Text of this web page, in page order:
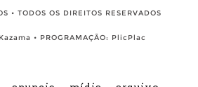
• TODOS OS DIREITOS RESERVADOS
• PROGRAMAÇÃO: PlicPlac